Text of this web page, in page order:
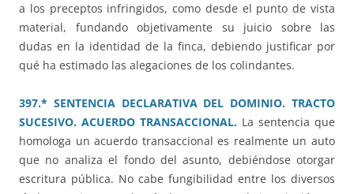
a los preceptos infringidos, como desde el punto de vista
material, fundando objetivamente su juicio sobre las
dudas en la identidad de la finca, debiendo justificar por
qué ha estimado las alegaciones de los colindantes.
397.* SENTENCIA DECLARATIVA DEL DOMINIO. TRACTO
SUCESIVO. ACUERDO TRANSACCIONAL. La sentencia que
homologa un acuerdo transaccional es realmente un auto
que no analiza el fondo del asunto, debiéndose otorgar
escritura pública. No cabe fungibilidad entre los diversos